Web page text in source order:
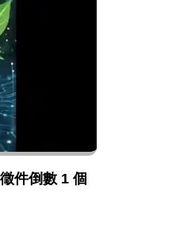
外的角落、將容
三項實用功能，包含
件倒數 1 個